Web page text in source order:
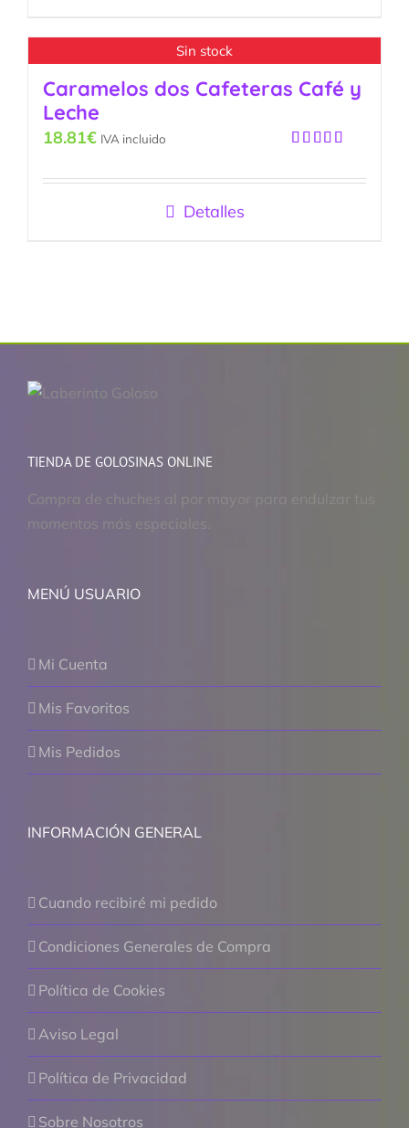
Sin stock
Caramelos dos Cafeteras Café y
Leche
5
18.81€ IVA incluido
Detalles
TIENDA DE GOLOSINAS ONLINE
Compra de chuches al por mayor para endulzar tus
momentos más especiales.
MENÚ USUARIO
Mi Cuenta
Mis Favoritos
Mis Pedidos
INFORMACIÓN GENERAL
Cuando recibiré mi pedido
Condiciones Generales de Compra
Política de Cookies
Aviso Legal
Política de Privacidad
Sobre Nosotros